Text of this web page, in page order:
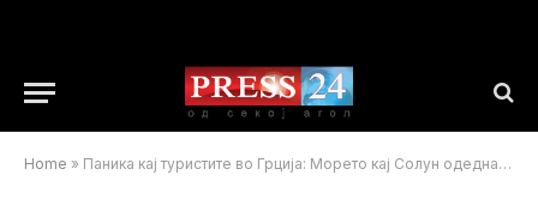
Home » Паника кај туристите во Грција: Морето кај Солун одеднаш стана целосно зелено и почна да мириса, еве што се случува